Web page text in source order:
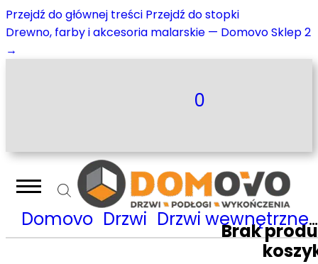
Przejdź do głównej treści Przejdź do stopki
Drewno, farby i akcesoria malarskie — Domovo Sklep 2
→
0
Brak
Domovo Drzwi Drzwi wewnętrzne